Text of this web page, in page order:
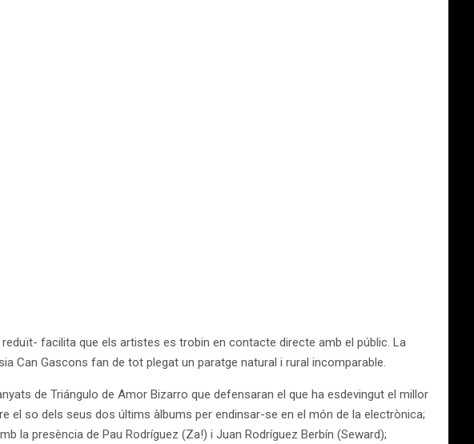
facilita que els artistes es trobin en contacte directe amb el públic. La
Can Gascons fan de tot plegat un paratge natural i rural incomparable.
de Triángulo de Amor Bizarro que defensaran el que ha esdevingut el millor
el so dels seus dos últims àlbums per endinsar-se en el món de la electrònica;
la presència de Pau Rodríguez (Za!) i Juan Rodríguez Berbín (Seward);